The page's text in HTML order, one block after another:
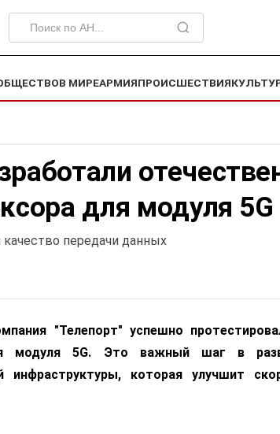
В МИРЕАРМИЯПРОИСШЕСТВИЯ
для модуля 5G
передачи данных
"Телепорт" успешно
модуля 5G. Это важный шаг в
инфраструктуры, которая улучшит